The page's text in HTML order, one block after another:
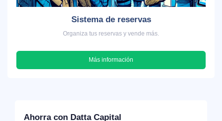
Sistema de reservas
Organiza tus reservas y vende más.
Más información
Ahorra con Datta Capital